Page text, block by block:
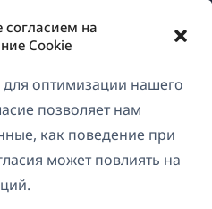
согласием на
Cookie
оптимизации нашего
позволяет нам
как поведение при
может повлиять на
к нашей команде